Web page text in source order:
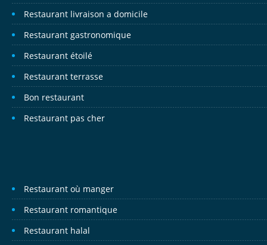
Restaurant livraison a domicile
Restaurant gastronomique
Restaurant étoilé
Restaurant terrasse
Bon restaurant
Restaurant pas cher
Restaurant où manger
Restaurant romantique
Restaurant halal